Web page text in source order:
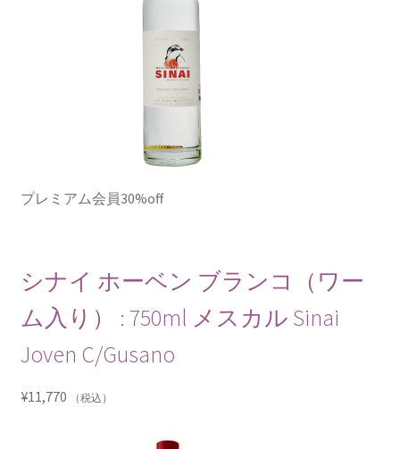
プレミアム会員30%off
シナイ ホーベン ブランコ（ワー
ム入り） : 750ml メスカル Sinai
Joven C/Gusano
¥11,770 （税込）